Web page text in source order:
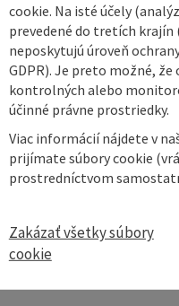
cookie. Na isté účely
prevedené do tretích krajín
neposkytujú úroveň
GDPR). Je preto možné,
kontrolných alebo
účinné právne prostriedky.
Viac informácií nájdete v
prijímate súbory cookie
prostredníctvom
Zakázať všetky súbory
cookie